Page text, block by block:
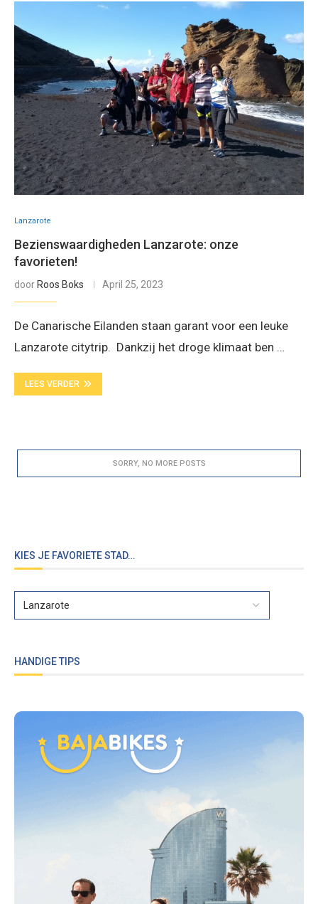
Lanzarote
Bezienswaardigheden Lanzarote: onze
favorieten!
door Roos Boks April 25, 2023
De Canarische Eilanden staan garant voor een leuke
Lanzarote citytrip. Dankzij het droge klimaat ben …
LEES VERDER
HANDIGE TIPS